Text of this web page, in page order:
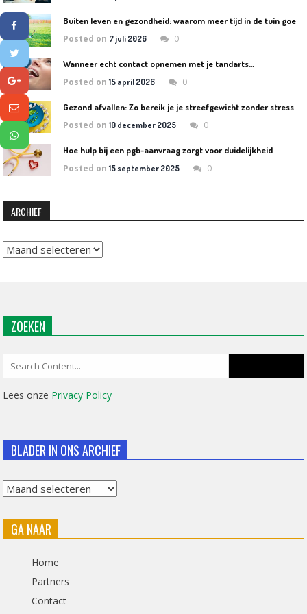
Posted on 7 juli 2026 0
Wanneer echt contact opnemen met je tandarts…
Posted on15 april 2026 0
Gezond afvallen: Zo bereik je je streefgewicht zonder stress
Posted on10 december 2025 0
Hoe hulp bij een pgb-aanvraag zorgt voor duidelijkheid
Posted on15 september 2025 0
ARCHIEF
Archief
ZOEKEN
Lees onze Privacy Policy
BLADER IN ONS ARCHIEF
Blader
ons
GA NAAR
Home
Partners
Contact